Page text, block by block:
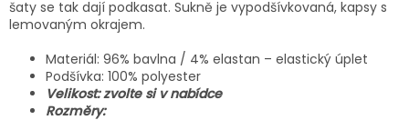
šaty se tak dají podkasat. Sukně je vypodšívkovaná, kapsy s
lemovaným okrajem.
Materiál: 96% bavlna / 4% elastan – elastický úplet
Podšívka: 100% polyester
Velikost: zvolte si v nabídce
Rozměry: